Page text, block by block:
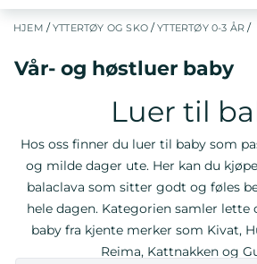
HJEM /YTTERTØY OG SKO/YTTERTØY 0-3 ÅR/
Vår- og høstluer baby
Luer til
Hos oss finner du luer til baby som
og milde dager ute. Her kan du
balaclava som sitter godt og føles
hele dagen. Kategorien samler lette
baby fra kjente merker som Kivat,
Reima, Kattnakken og